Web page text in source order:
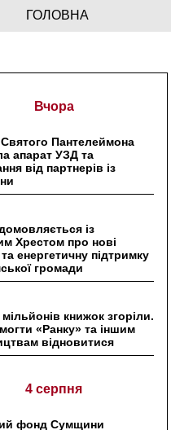
ГОЛОВНА
Вчора
Святого Пантелеймона
апарат УЗД та
від партнерів із
із
Хрестом про нові
енергетичну підтримку
громади
книжок згоріли.
«Ранку» та іншим
відновитися
4 серпня
фонд Сумщини